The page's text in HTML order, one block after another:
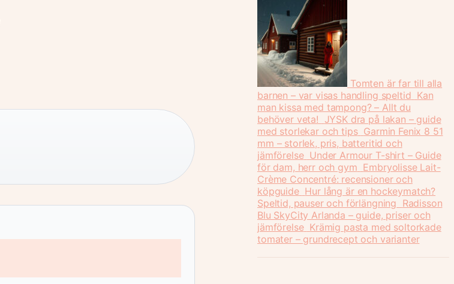
Tomten är far till alla
barnen – var visas handling speltid Kan
man kissa med tampong? – Allt du
behöver veta! JYSK dra på lakan – guide
med storlekar och tips Garmin Fenix 8 51
mm – storlek, pris, batteritid och
jämförelse Under Armour T-shirt – Guide
för dam, herr och gym Embryolisse Lait-
Crème Concentré: recensioner och
köpguide Hur lång är en hockeymatch?
Speltid, pauser och förlängning Radisson
Blu SkyCity Arlanda – guide, priser och
jämförelse Krämig pasta med soltorkade
tomater – grundrecept och varianter